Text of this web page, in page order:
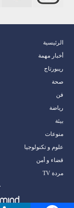
الرئيسية
أخبار مهمة
ريبورتاج
صحة
فن
رياضة
بيئة
منوعات
علوم و تكنولوجيا
قضاء و أمن
مردة TV